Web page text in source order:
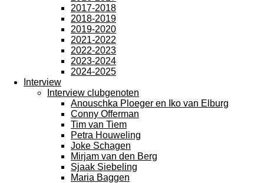
2017-2018
2018-2019
2019-2020
2021-2022
2022-2023
2023-2024
2024-2025
Interview
Interview clubgenoten
Anouschka Ploeger en Iko van Elburg
Conny Offerman
Tim van Tiem
Petra Houweling
Joke Schagen
Mirjam van den Berg
Sjaak Siebeling
Maria Baggen